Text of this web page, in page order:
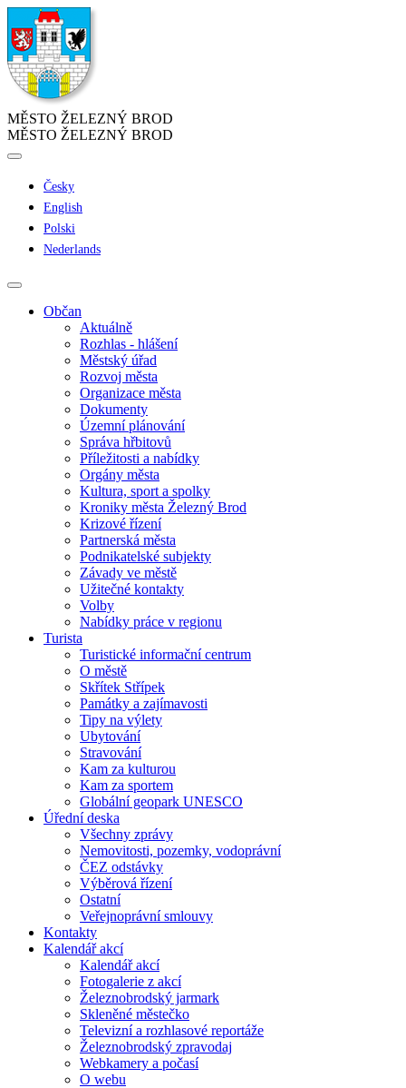
MĚSTO ŽELEZNÝ BROD
MĚSTO ŽELEZNÝ BROD
Česky
English
Polski
Nederlands
Občan
Aktuálně
Rozhlas - hlášení
Městský úřad
Rozvoj města
Organizace města
Dokumenty
Územní plánování
Správa hřbitovů
Příležitosti a nabídky
Orgány města
Kultura, sport a spolky
Kroniky města Železný Brod
Krizové řízení
Partnerská města
Podnikatelské subjekty
Závady ve městě
Užitečné kontakty
Volby
Nabídky práce v regionu
Turista
Turistické informační centrum
O městě
Skřítek Střípek
Památky a zajímavosti
Tipy na výlety
Ubytování
Stravování
Kam za kulturou
Kam za sportem
Globální geopark UNESCO
Úřední deska
Všechny zprávy
Nemovitosti, pozemky, vodoprávní
ČEZ odstávky
Výběrová řízení
Ostatní
Veřejnoprávní smlouvy
Kontakty
Kalendář akcí
Kalendář akcí
Fotogalerie z akcí
Železnobrodský jarmark
Skleněné městečko
Televizní a rozhlasové reportáže
Železnobrodský zpravodaj
Webkamery a počasí
O webu